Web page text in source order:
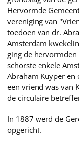
Hervormde
vereniging van
toedoen van dr.
Amsterdam
ging de hervormden
schorste enkele
Abraham Kuyper en
een vriend was van
de circulaire
In 1887 werd de
opgericht.